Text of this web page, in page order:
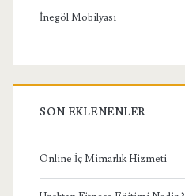
İnegöl Mobilyası
SON EKLENENLER
Online İç Mimarlık Hizmeti